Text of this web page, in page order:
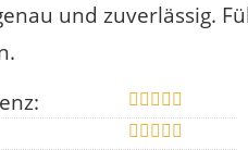
und zuverlässig.